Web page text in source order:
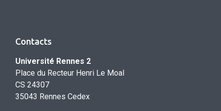
Contacts
Université Rennes 2
Place du Recteur Henri Le Moal
CS 24307
35043 Rennes Cedex